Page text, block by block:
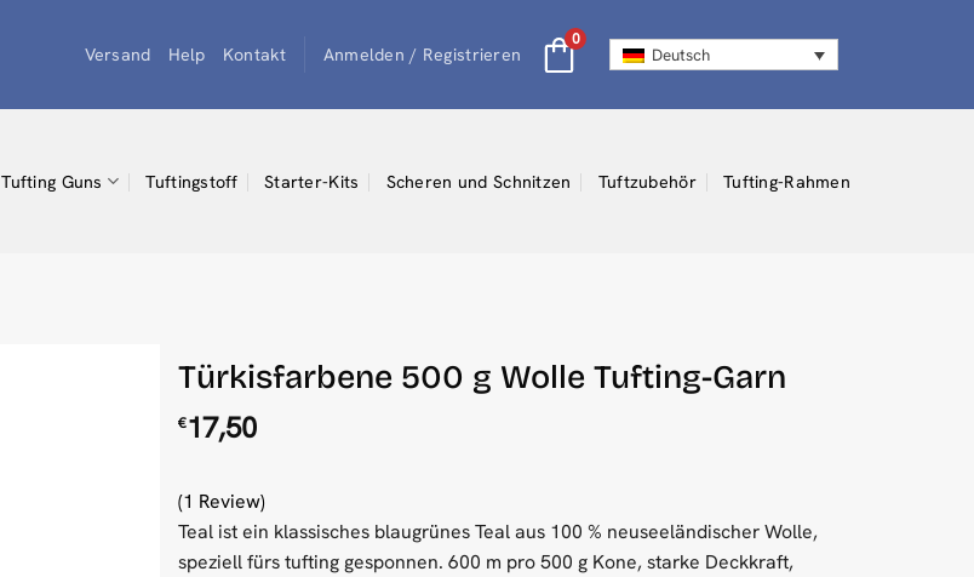
Versand Help Kontakt Anmelden / Registrieren
0
Deutsch
Tufting Guns Tuftingstoff Starter-Kits Scheren und Schnitzen Tuftzubehör Tufting-Rahmen
Türkisfarbene 500 g Wolle Tufting-Garn
€17,50
(1 Review)
Teal ist ein klassisches blaugrünes Teal aus 100 % neuseeländischer Wolle,
speziell fürs tufting gesponnen. 600 m pro 500 g Kone, starke Deckkraft,